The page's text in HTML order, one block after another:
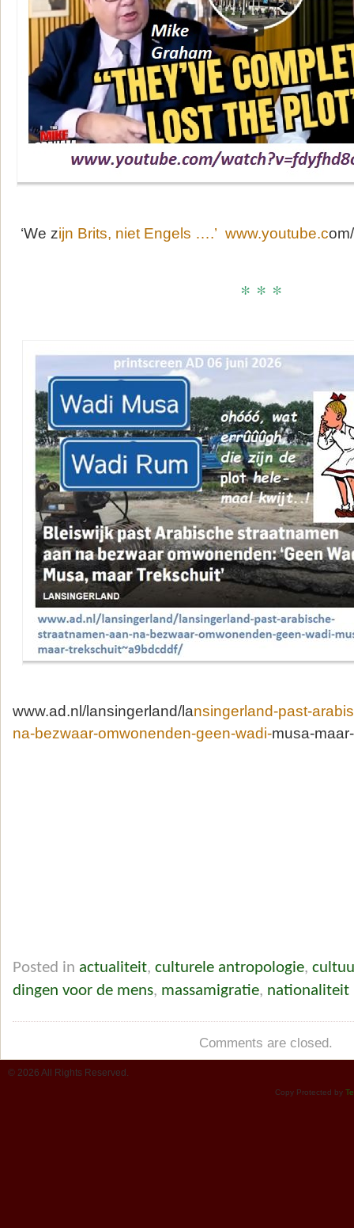
‘We zijn Brits, niet Engels ….’ www.youtube.c
* * *
www.ad.nl/lansingerland/lansingerland-past-
na-bezwaar-omwonenden-geen-wadi-musa-
Posted in actualiteit, culturele antropologie,
dingen voor de mens, massamigratie, nationaliteit
Comments are closed.
© 2026 All Rights Reserved.
Copy Protected by